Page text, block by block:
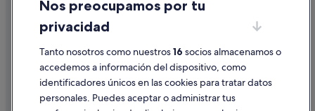
Condiciones de uso
Información legal/contacto
Pautas sobre el contenido y cómo denunciar contenido
Ayuda
Nos preocupamos por tu
privacidad
Tanto nosotros como nuestros16 socios almacenamos o
accedemos a información del dispositivo, como
identificadores únicos en las cookies para tratar datos
personales. Puedes aceptar o administrar tus